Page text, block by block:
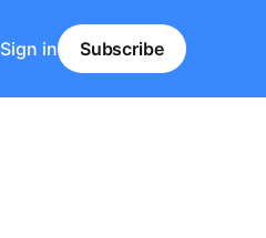
Sign in Subscribe